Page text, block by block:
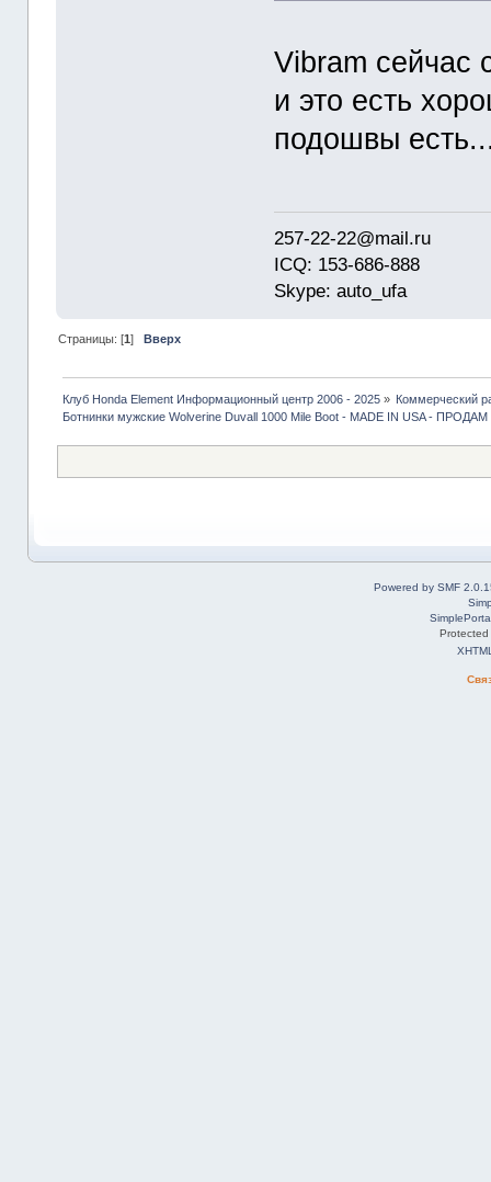
Vibram сейчас
и это есть
подошвы
257-22-22@mail.ru
ICQ: 153-686-888
Skype: auto_ufa
Страницы: [1] Вверх
Клуб Honda Element Информационный центр 2006 - 2025» Коммерческий
Ботнинки мужские Wolverine Duvall 1000 Mile Boot - MADE IN USA - ПРОДАМ
Powered by SMF